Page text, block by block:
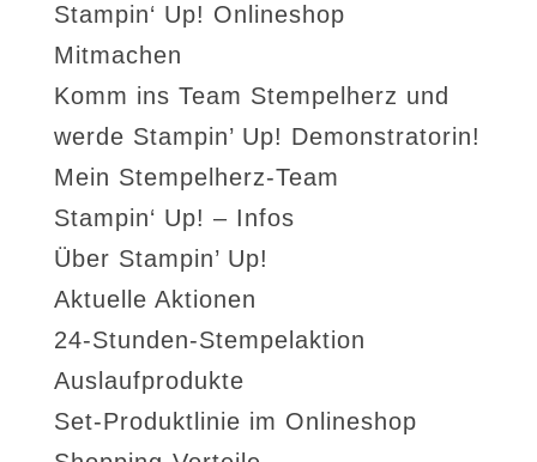
Stampin‘ Up! Onlineshop
Mitmachen
Komm ins Team Stempelherz und
werde Stampin’ Up! Demonstratorin!
Mein Stempelherz-Team
Stampin‘ Up! – Infos
Über Stampin’ Up!
Aktuelle Aktionen
24-Stunden-Stempelaktion
Auslaufprodukte
Set-Produktlinie im Onlineshop